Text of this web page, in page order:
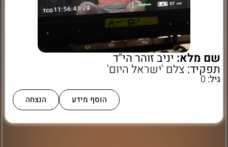
שם מלא:יניב זוהר הי"ד
תפקיד: צלם 'ישראל היום'
גיל: 0
הוסף מידע הנצחה